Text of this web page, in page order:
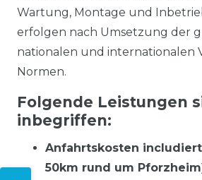
Wartung, Montage und
erfolgen nach Umsetzung der
nationalen und internationalen
Normen.
Folgende Leistungen
inbegriffen:
Anfahrtskosten
50km rund um